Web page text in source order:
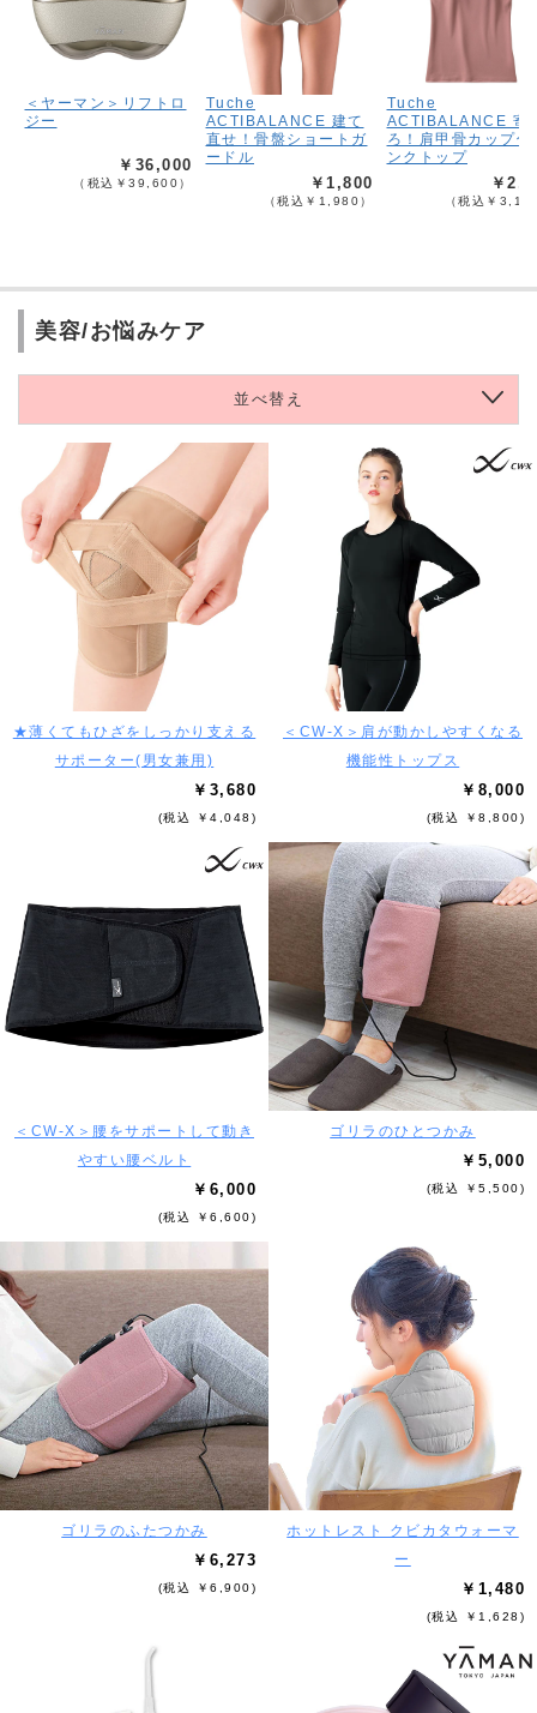
＜ヤーマン＞リフトロ
ジー
￥36,000
（税込￥39,600）
Tuche
ACTIBALANCE 建て
直せ！骨盤ショートガ
ードル
￥1,800
（税込￥1,980）
Tuche
ACTIBALANCE 寄
ろ！肩甲骨カップ付
ンクトップ
￥
（税込￥
美容/お悩みケア
並べ替え
★薄くてもひざをしっかり支える
サポーター(男女兼用)
￥3,680
(税込 ￥4,048)
＜CW-X＞肩が動かしやすくなる
機能性トップス
￥8,000
(税込 ￥8,800)
＜CW-X＞腰をサポートして動き
やすい腰ベルト
￥6,000
(税込 ￥6,600)
ゴリラのひとつかみ
￥5,000
(税込 ￥5,500)
ゴリラのふたつかみ
￥6,273
(税込 ￥6,900)
ホットレスト クビカタウォーマ
ー
￥1,480
(税込 ￥1,628)